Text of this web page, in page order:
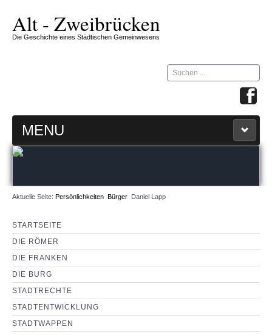
Alt - Zweibrücken
Die Geschichte eines Städtischen Gemeinwesens
Suchen
...
MENU
ZW-ZIRKEL
360 GRAD MAP
IMPRESSUM & KONTAKT
NEUIGKEITEN
PARTNERSEITEN
Aktuelle Seite: Persönlichkeiten Bürger Daniel Lapp
STARTSEITE
DIE RÖMER
DIE FRANKEN
DIE BURG
STADTRECHTE
STADTENTWICKLUNG
STADTWAPPEN